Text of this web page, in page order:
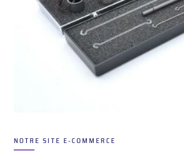
NOTRE SITE E-COMMERCE